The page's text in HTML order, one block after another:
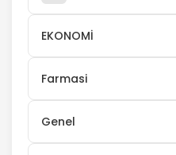
EKONOMİ
Farmasi
Genel